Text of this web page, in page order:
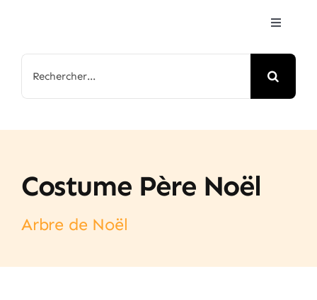
contenu
Toggle
Accueil
Arbre de Noël
Costume Père Noël
Arbre de Noël